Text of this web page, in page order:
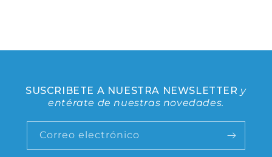
SUSCRIBETE A NUESTRA NEWSLETTER y
entérate de nuestras novedades.
Correo electrónico